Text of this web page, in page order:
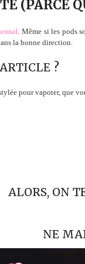
(PARCE
. Même si les pods
la bonne direction.
?
pour vapoter, que
ALORS, ON
NE